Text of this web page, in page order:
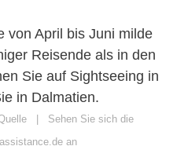
von April bis Juni milde
Reisende als in den
Sie auf Sightseeing in
in Dalmatien.
| Sehen Sie sich die
an